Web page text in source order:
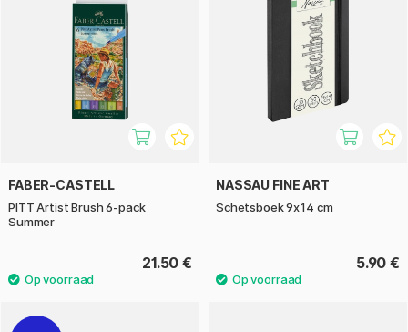
FABER-CASTELL
PITT Artist Brush 6-pack
Summer
21.50 €
NASSAU FINE ART
Schetsboek 9x14 cm
5.90 €